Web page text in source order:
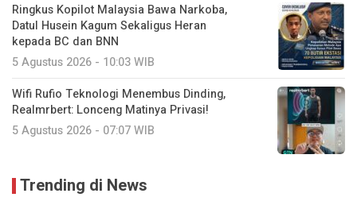
Ringkus Kopilot Malaysia Bawa Narkoba,
Datul Husein Kagum Sekaligus Heran
kepada BC dan BNN
5 Agustus 2026 - 10:03 WIB
Wifi Rufio Teknologi Menembus Dinding,
Realmrbert: Lonceng Matinya Privasi!
5 Agustus 2026 - 07:07 WIB
Trending di News